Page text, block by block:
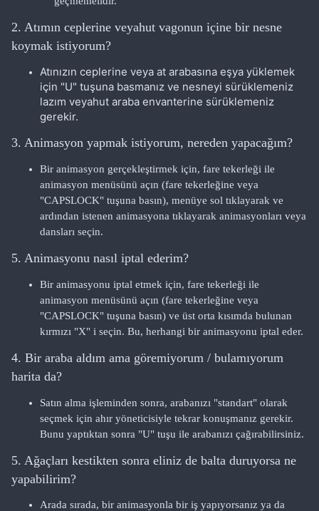
2. Atımın ceplerine veyahut vagonun içine bir nesne
koymak istiyorum?
Atınızın ceplerine veya at arabasına eşya yüklemek
için "U" tuşuna basmanız ve nesneyi sürüklemeniz
lazım veyahut araba envanterine sürüklemeniz
gerekir.
3. Animasyon yapmak istiyorum, nereden yapacağım?
Bir animasyon gerçekleştirmek için, fare tekerleği ile
animasyon menüsünü açın (fare tekerleğine veya
"CAPSLOCK" tuşuna basın), menüye sol tıklayarak ve
ardından istenen animasyona tıklayarak animasyonları veya
dansları seçin.
5. Animasyonu nasıl iptal ederim?
Bir animasyonu iptal etmek için, fare tekerleği ile
animasyon menüsünü açın (fare tekerleğine veya
"CAPSLOCK" tuşuna basın) ve üst orta kısımda bulunan
kırmızı "X" i seçin. Bu, herhangi bir animasyonu iptal eder.
4. Bir araba aldım ama göremiyorum / bulamıyorum
harita da?
Satın alma işleminden sonra, arabanızı "standart" olarak
seçmek için ahır yöneticisiyle tekrar konuşmanız gerekir.
Bunu yaptıktan sonra "U" tuşu ile arabanızı çağırabilirsiniz.
5. Ağaçları kestikten sonra eliniz de balta duruyorsa ne
yapabilirim?
Arada sırada, bir animasyonla bir iş yapıyorsanız ya da